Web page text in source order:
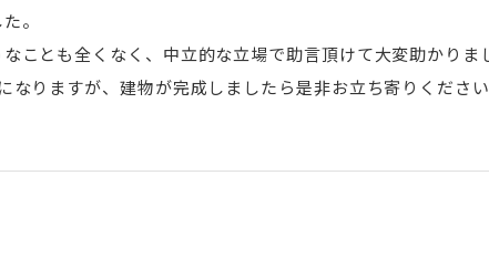
。
ことも全くなく、中立的な立場で助言頂けて大変助かりま
なりますが、建物が完成しましたら是非お立ち寄りください